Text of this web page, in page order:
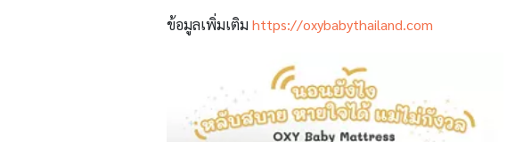
ข้อมูลเพิ่มเติม https://oxybabythailand.com